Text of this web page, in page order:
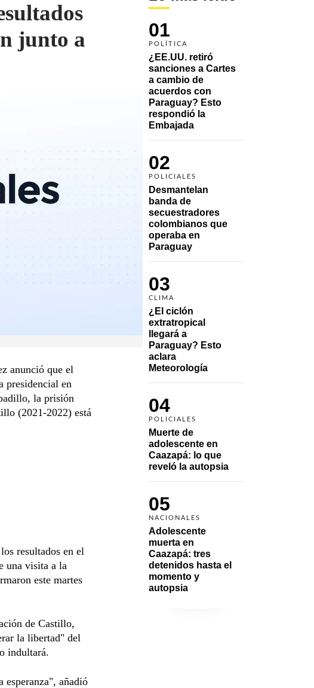
01
POLÍTICA
¿EE.UU. retiró
sanciones a Cartes
a cambio de
acuerdos con
Paraguay? Esto
respondió la
Embajada
02
POLICIALES
Desmantelan
banda de
secuestradores
colombianos que
operaba en
Paraguay
03
CLIMA
¿El ciclón
extratropical
llegará a
Paraguay? Esto
aclara
Meteorología
04
POLICIALES
Muerte de
adolescente en
Caazapá: lo que
reveló la autopsia
05
NACIONALES
Adolescente
muerta en
Caazapá: tres
detenidos hasta el
momento y
autopsia
junto a
anunció que el
presidencial en
la prisión
(2021-2022) está
resultados en el
una visita a la
este martes
de Castillo,
la libertad" del
indultará.
esperanza", añadió